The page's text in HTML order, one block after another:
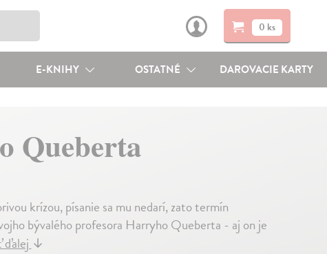
0 ks
E-KNIHY OSTATNÉ DAROVACIE KARTY
Queberta
krízou, písanie sa mu nedarí, zato termín
bývalého profesora Harryho Queberta - aj on je
ďalej↓